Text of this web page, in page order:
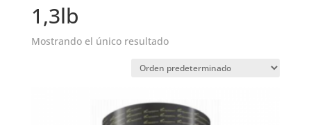
1,3lb
Mostrando el único resultado